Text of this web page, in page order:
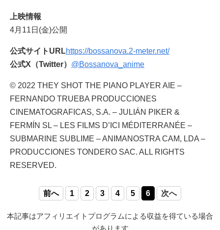
上映情報
4月11日(金)公開
公式サイトURLhttps://bossanova.2-meter.net/
公式X（Twitter） @Bossanova_anime
© 2022 THEY SHOT THE PIANO PLAYER AIE –
FERNANDO TRUEBA PRODUCCIONES
CINEMATOGRAFICAS, S.A. – JULIÁN PIKER &
FERMÍN SL – LES FILMS D’ICI MÉDITERRANÉE –
SUBMARINE SUBLIME – ANIMANOSTRA CAM, LDA –
PRODUCCIONES TONDERO SAC. ALL RIGHTS
RESERVED.
前へ 1 2 3 4 5 6 次へ
本記事はアフィリエイトプログラムによる収益を得ている場合
があります